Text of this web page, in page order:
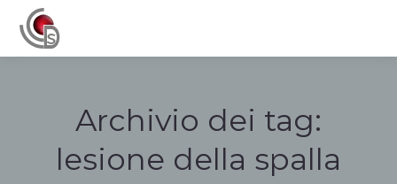
Archivio dei tag:
lesione della spalla